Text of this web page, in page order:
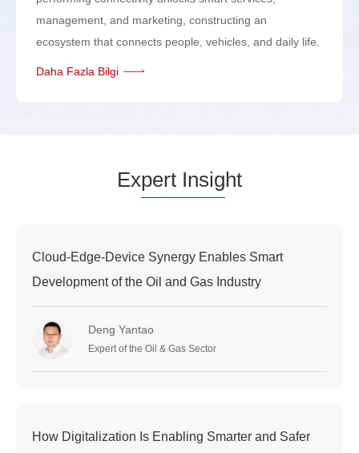
management, and marketing, constructing an
ecosystem that connects people, vehicles, and daily life.
Daha Fazla Bilgi
Expert Insight
Cloud-Edge-Device Synergy Enables Smart
Development of the Oil and Gas Industry
Deng Yantao
Expert of the Oil & Gas Sector
How Digitalization Is Enabling Smarter and Safer